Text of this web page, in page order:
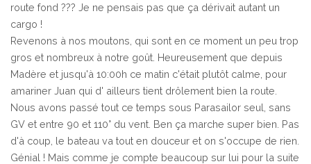
route fond ??? Je ne pensais pas que ça dérivait autant un
cargo !
Revenons à nos moutons, qui sont en ce moment un peu trop
gros et nombreux à notre goût. Heureusement que depuis
Madère et jusqu'à 10:00h ce matin c'était plutôt calme, pour
amariner Juan qui d' ailleurs tient drôlement bien la route.
Nous avons passé tout ce temps sous Parasailor seul, sans
GV et entre 90 et 110° du vent. Ben ça marche super bien. Pas
d'à coup, le bateau va tout en douceur et on s'occupe de rien.
Génial ! Mais comme je compte beaucoup sur lui pour la suite